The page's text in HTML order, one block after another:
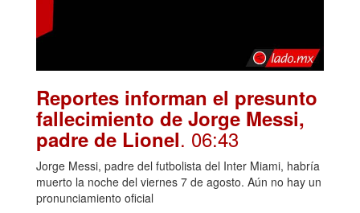
Reportes informan el presunto
fallecimiento de Jorge Messi,
padre de Lionel. 06:43
Jorge Messi, padre del futbolista del Inter Miami, habría
muerto la noche del viernes 7 de agosto. Aún no hay un
pronunciamiento oficial